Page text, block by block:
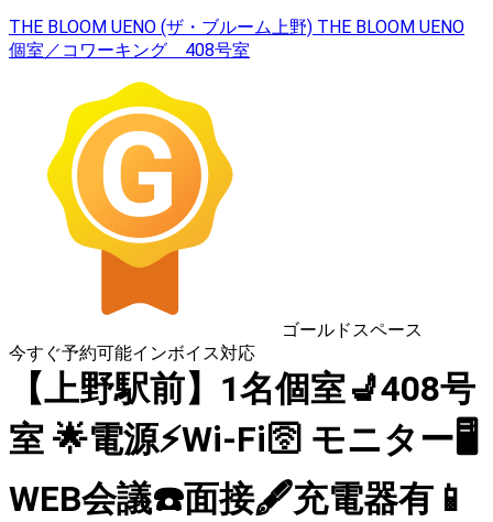
THE BLOOM UENO (ザ・ブルーム上野) THE BLOOM UENO
個室／コワーキング 408号室
ゴールドスペース
今すぐ予約可能インボイス対応
【上野駅前】1名個室💺408号
室 🌟電源⚡Wi-Fi🛜 モニター🖥️
WEB会議☎️面接🖋充電器有📱